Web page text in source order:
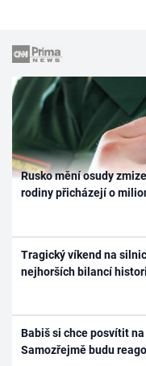
Rusko mění osudy
rodiny přicházejí o
Tragický víkend na
nejhorších bilancí
Babiš si chce posvítit
Samozřejmě budu